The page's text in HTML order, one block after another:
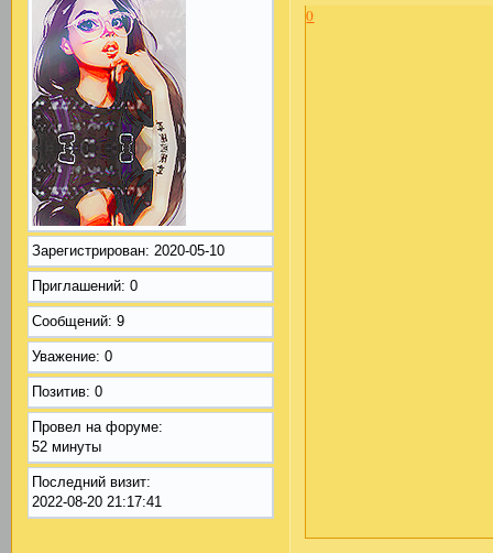
Зарегистрирован: 2020-05-10
Приглашений: 0
Сообщений: 9
Уважение: 0
Позитив: 0
Провел на форуме:
52 минуты
Последний визит:
2022-08-20 21:17:41
0